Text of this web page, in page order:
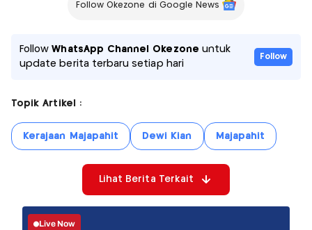
Follow Okezone di Google News
FollowWhatsApp Channel Okezone untuk
update berita terbaru setiap hari
Follow
Topik Artikel :
Kerajaan Majapahit Dewi Kian Majapahit
Lihat Berita Terkait
Live Now